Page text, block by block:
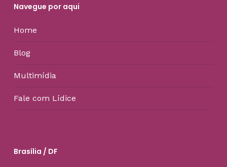
Navegue por aqui
Home
Blog
Multimídia
Fale com Lídice
Brasília / DF